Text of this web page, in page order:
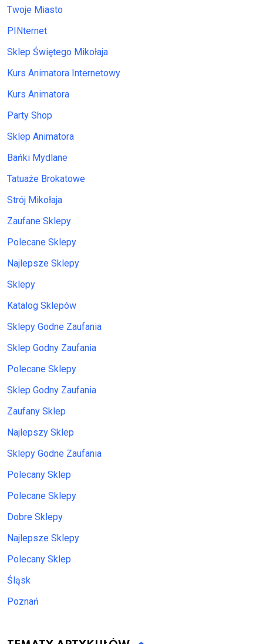
Twoje Miasto
PINternet
Sklep Świętego Mikołaja
Kurs Animatora Internetowy
Kurs Animatora
Party Shop
Sklep Animatora
Bańki Mydlane
Tatuaże Brokatowe
Strój Mikołaja
Zaufane Sklepy
Polecane Sklepy
Najlepsze Sklepy
Sklepy
Katalog Sklepów
Sklepy Godne Zaufania
Sklep Godny Zaufania
Polecane Sklepy
Sklep Godny Zaufania
Zaufany Sklep
Najlepszy Sklep
Sklepy Godne Zaufania
Polecany Sklep
Polecane Sklepy
Dobre Sklepy
Najlepsze Sklepy
Polecany Sklep
Śląsk
Poznań